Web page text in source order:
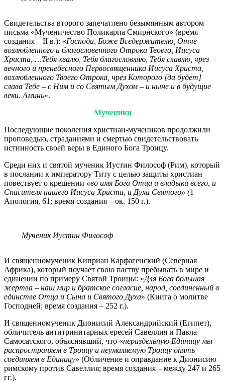
Свидетельства второго запечатлено безымянным автором
письма «Мученичество Поликарпа Смирнского» (время
создания – II в.): «Господи, Боже Вседержителю, Отче
возлюбленного и благословенного Отрока Твоего, Иисуса
Христа, …Тебя хвалю, Тебя благословляю, Тебя славлю, чрез
вечного и пренебесного Первосвященника Иисуса Христа,
возлюбленного Твоего Отрока, чрез Которого [да будет]
слава Тебе – с Ним и со Святым Духом – и ныне и в будущие
веки. Аминь».
Мученики
Последующие поколения христиан-мучеников продолжили
проповедью, страданиями и смертью свидетельствовать
истинность своей веры в Единого Бога Троицу.
Среди них и святой мученик Иустин Философ (Рим), который
в послании к императору Титу с целью защиты христиан
повествует о крещении «во имя Бога Отца и владыки всего, и
Спасителя нашего Иисуса Христа, и Духа Святого» (1
Апология, 61; время создания – ок. 150 г.).
Мученик Иустин Философ
И священномученик Киприан Карфагенский (Северная
Африка), который поучает свою паству пребывать в мире и
единении по примеру Святой Троицы: «Для Бога большая
жертва – наш мир и братское согласие, народ, соединенный в
единстве Отца и Сына и Святого Духа» (Книга о молитве
Господней; время создания – 252 г.).
И священномученик Дионисий Александрийский (Египет),
обличитель антитринитарных ересей Савеллия и Павла
Самосатского, объяснявший, что «нераздельную Единицу мы
распространяем в Троицу и неумаляемую Троицу опять
соединяем в Единицу» (Обличение и оправдание к Дионисию
римскому против Савеллия; время создания – между 247 и 265
гг.).